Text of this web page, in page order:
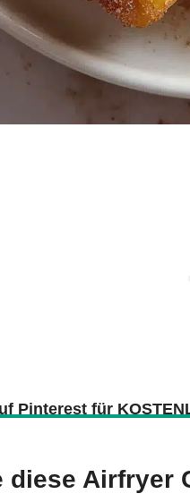
Pinterest für
diese Airfryer